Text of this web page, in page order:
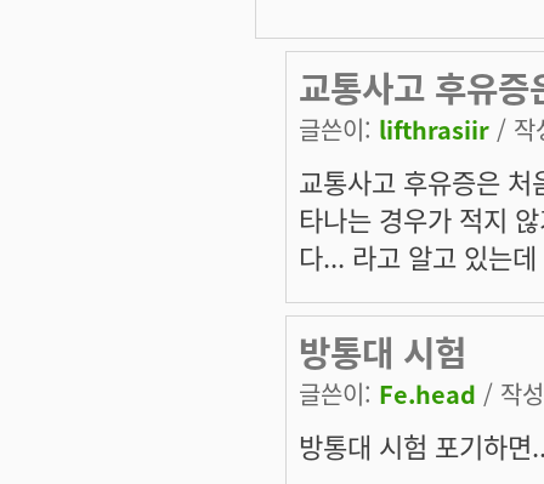
교통사고 후유증
글쓴이: lifthrasiir / 작
교통사고 후유증은
타나는 경우가 적지
다... 라고 알고 있는
방통대 시험
글쓴이: Fe.head / 작
방통대 시험 포기하